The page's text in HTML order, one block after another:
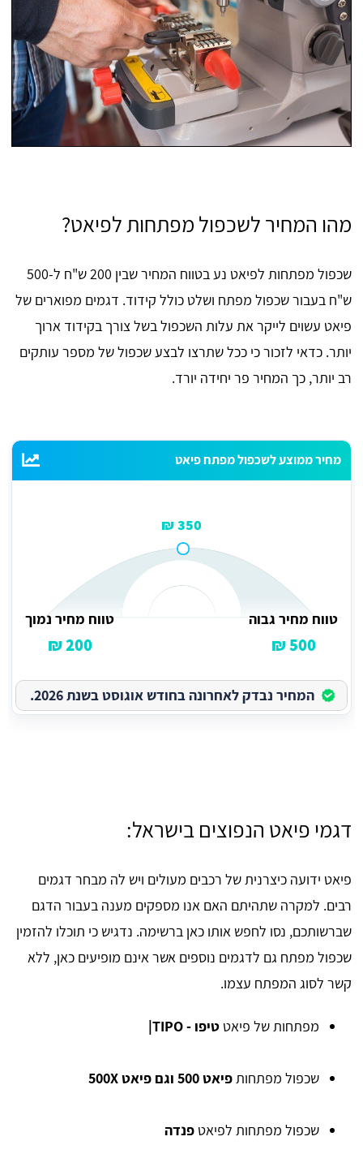
מהו המחיר לשכפול מפתחות לפיאט?
שכפול מפתחות לפיאט נע בטווח המחיר שבין 200 ש"ח ל-500
ש"ח בעבור שכפול מפתח ושלט כולל קידוד. דגמים מפוארים של
פיאט עשוים לייקר את עלות השכפול בשל צורך בקידוד ארוך
יותר. כדאי לזכור כי ככל שתרצו לבצע שכפול של מספר עותקים
רב יותר, כך המחיר פר יחידה יורד.
מחיר ממוצע לשכפול מפתח פיאט
350 ₪
טווח מחיר גבוה
500 ₪
טווח מחיר נמוך
200 ₪
המחיר נבדק לאחרונה בחודש אוגוסט בשנת 2026.
דגמי פיאט הנפוצים בישראל:
פיאט ידועה כיצרנית של רכבים מעולים ויש לה מבחר דגמים
רבים. למקרה שתהיתם האם אנו מספקים מענה בעבור הדגם
שברשותכם, נסו לחפש אותו כאן ברשימה. נדגיש כי תוכלו להזמין
שכפול מפתח גם לדגמים נוספים אשר אינם מופיעים כאן, ללא
קשר לסוג המפתח עצמו.
מפתחות של פיאט טיפו - TIPO|
שכפול מפתחות פיאט 500 וגם פיאט 500X
שכפול מפתחות לפיאט פנדה